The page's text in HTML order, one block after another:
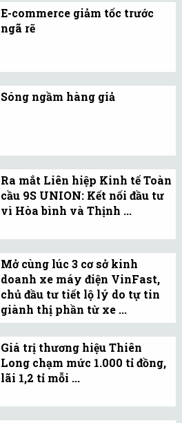
nghiệp trong và ngoài
nước.
điện tử) đã làm thay đổi
hành vi người mua.
E-commerce giảm tốc trước
ngã rẽ
tăng trưởng thương mại
điện tử Việt Nam giảm
Sóng ngầm hàng giả
tế nội bộ mà còn là một
mệnh lệnh quan trọng
trong chính sách đối
ngoại và thương mại.
Ra mắt Liên hiệp Kinh tế Toàn
cầu 9S UNION: Kết nối đầu tư
vì Hòa bình và Thịnh ...
Hòa bình và Thịnh vượng
(GIFPP) đã diễn ra tại
Thái Lan, thu hút gần 300
đại biểu tham dự.
Mở cùng lúc 3 cơ sở kinh
doanh xe máy điện VinFast,
chủ đầu tư tiết lộ lý do tự tin
giành thị phần từ xe ...
Lý do của cú “chơi lớn”
này xuất phát từ sự tự tin
về chất lượng số 1 của xe
máy điện Việt.
Giá trị thương hiệu Thiên
Long chạm mức 1.000 tỉ đồng,
lãi 1,2 tỉ mỗi ...